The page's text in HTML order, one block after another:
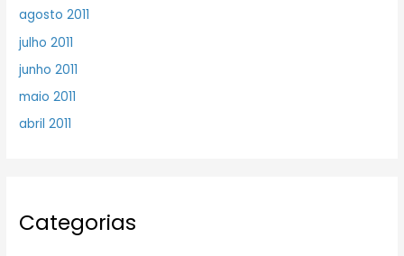
agosto 2011
julho 2011
junho 2011
maio 2011
abril 2011
Categorias